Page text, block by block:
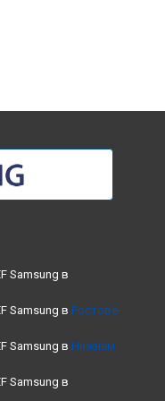
Samsung в
Samsung в Ростове-
Samsung в Нижнем
Samsung в